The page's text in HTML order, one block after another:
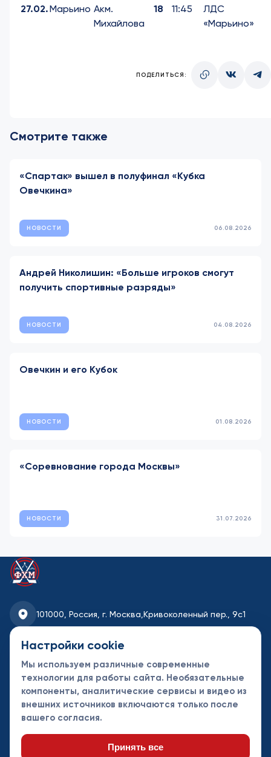
27.02.Марьино Акм.
Михайлова
18 11:45
ЛДС
«Марьино»
ПОДЕЛИТЬСЯ:
Смотрите также
«Спартак» вышел в полуфинал «Кубка
Овечкина»
НОВОСТИ 06.08.2026
Андрей Николишин: «Больше игроков смогут
получить спортивные разряды»
НОВОСТИ 04.08.2026
Овечкин и его Кубок
НОВОСТИ 01.08.2026
«Соревнование города Москвы»
НОВОСТИ 31.07.2026
101000, Россия, г. Москва,Кривоколенный пер., 9с1
fhmoscow@mail.ru
8-495-621-35-95
Новости
Календарь
Турниры
Контакты
партнеры
Настройки cookie
Мы используем различные современные
технологии для работы сайта. Необязательные
компоненты, аналитические сервисы и видео из
внешних источников включаются только после
вашего согласия.
Принять все